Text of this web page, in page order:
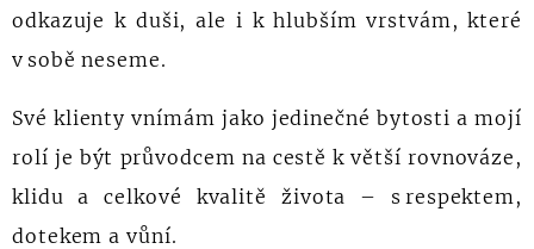
odkazuje k duši, ale i k hlubším vrstvám, které
v sobě neseme.
Své klienty vnímám jako jedinečné bytosti a mojí
rolí je být průvodcem na cestě k větší rovnováze,
klidu a celkové kvalitě života – s respektem,
dotekem a vůní.